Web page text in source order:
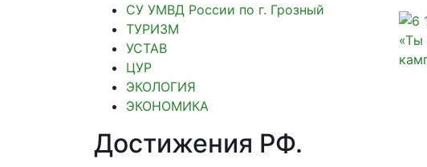
СУ УМВД России по г. Грозный
ТУРИЗМ
УСТАВ
ЦУР
ЭКОЛОГИЯ
ЭКОНОМИКА
Достижения РФ.